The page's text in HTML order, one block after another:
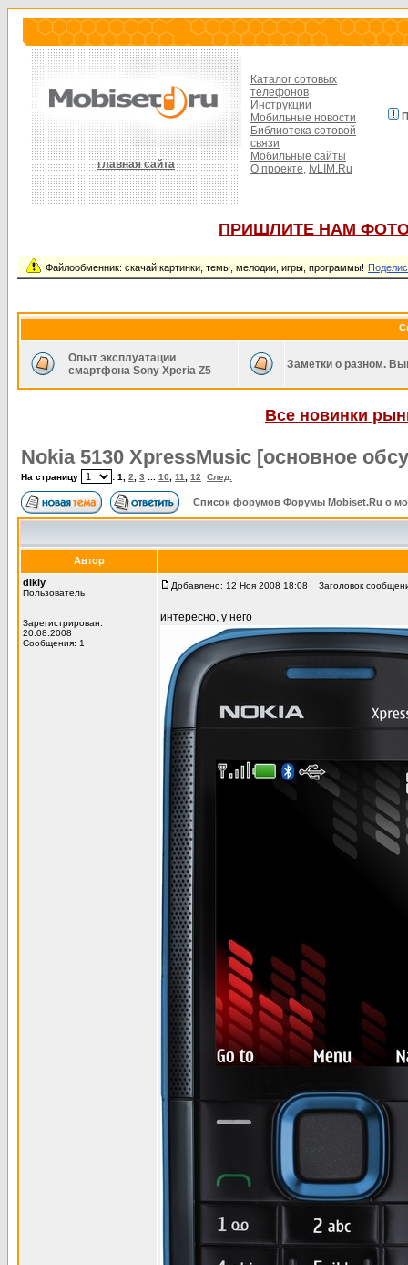
главная сайта
Каталог сотовых
телефонов
Инструкции
Мобильные новости
Библиотека сотовой
связи
Мобильные сайты
О проекте, IvLIM.Ru
ПРИШЛИТЕ НАМ
Файлообменник: скачай картинки, темы, мелодии, игры, программы!
Опыт эксплуатации
смартфона Sony Xperia Z5
Заметки о разном.
Все новинки
Nokia 5130 XpressMusic [основное
На страницу : 1 2 3 10 11 12 След.
Список форумов Форумы Mobiset.Ru о
Автор
dikiy
Пользователь
Зарегистрирован:
20.08.2008
Сообщения: 1
Добавлено: 12 Ноя 2008 18:08 Заголовок
интересно, у него